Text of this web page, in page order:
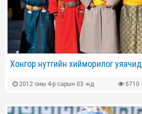
Хонгор нутгийн хийморилог уяачид
2012 оны 4-р сарын 03 -нд 6710